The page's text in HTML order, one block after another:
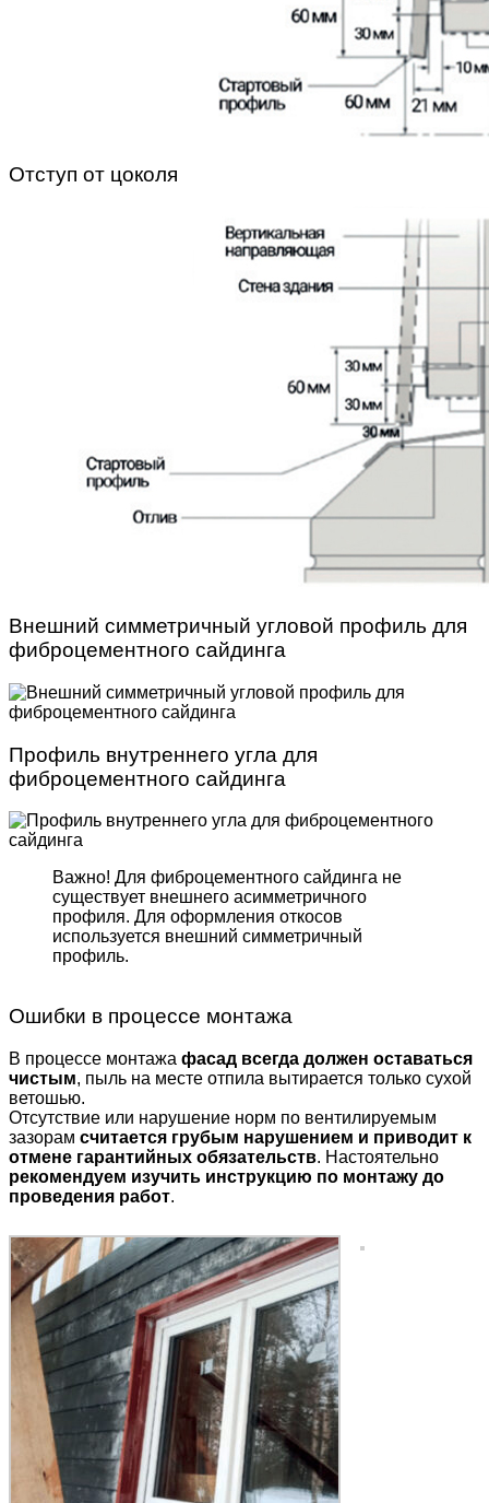
Отступ от цоколя
Внешний симметричный угловой профиль для
фиброцементного сайдинга
Профиль внутреннего угла для
фиброцементного сайдинга
Важно! Для фиброцемент­ного сайдинга не
существует внешнего асимметрич­ного
профиля. Для оформле­ния откосов
используется внешний симметричный
профиль.
Ошибки в процессе монтажа
В процессе монтажа фасад всегда должен оставаться
чистым, пыль на месте отпила вытирается только сухой
ветошью.
Отсутствие или нарушение норм по вентилируемым
зазорам считается грубым нарушением и приводит к
отмене гарантийных обязательств. Настоятельно
рекомендуем изучить инструкцию по монтажу до
проведения работ.